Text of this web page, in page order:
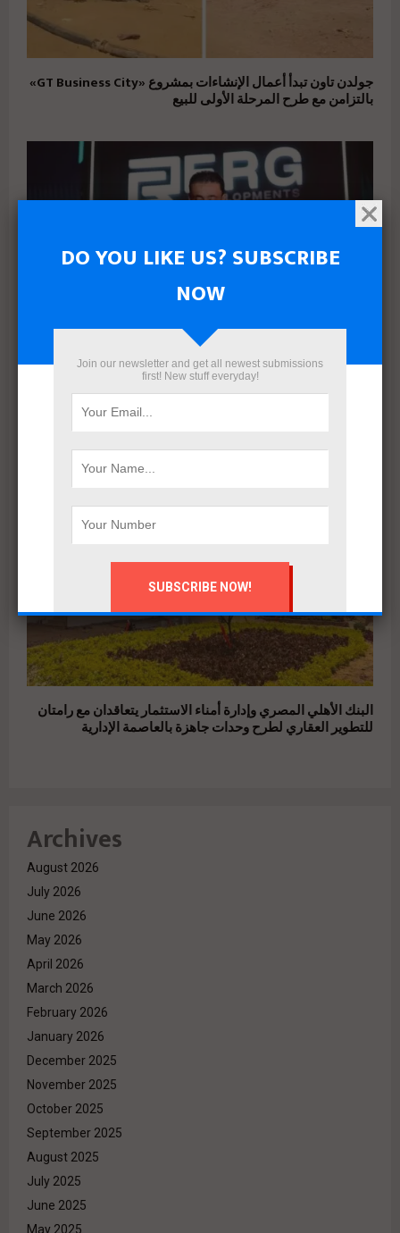
جولدن تاون تبدأ أعمال الإنشاءات بمشروع «GT Business City»
بالتزامن مع طرح المرحلة الأولى للبيع
بعد إعادة هيكلة شاملة.. ERG Developments تدشن مرحلة
البنك الأهلي المصري وإدارة أمناء الاستثمار يتعاقدان مع رامتان
للتطوير العقاري لطرح وحدات جاهزة بالعاصمة الإدارية
Archives
August 2026
July 2026
June 2026
May 2026
April 2026
March 2026
February 2026
January 2026
December 2025
November 2025
October 2025
September 2025
August 2025
July 2025
June 2025
May 2025
DO YOU LIKE US? SUBSCRIBE
NOW
Join our newsletter and get all newest submissions
first! New stuff everyday!